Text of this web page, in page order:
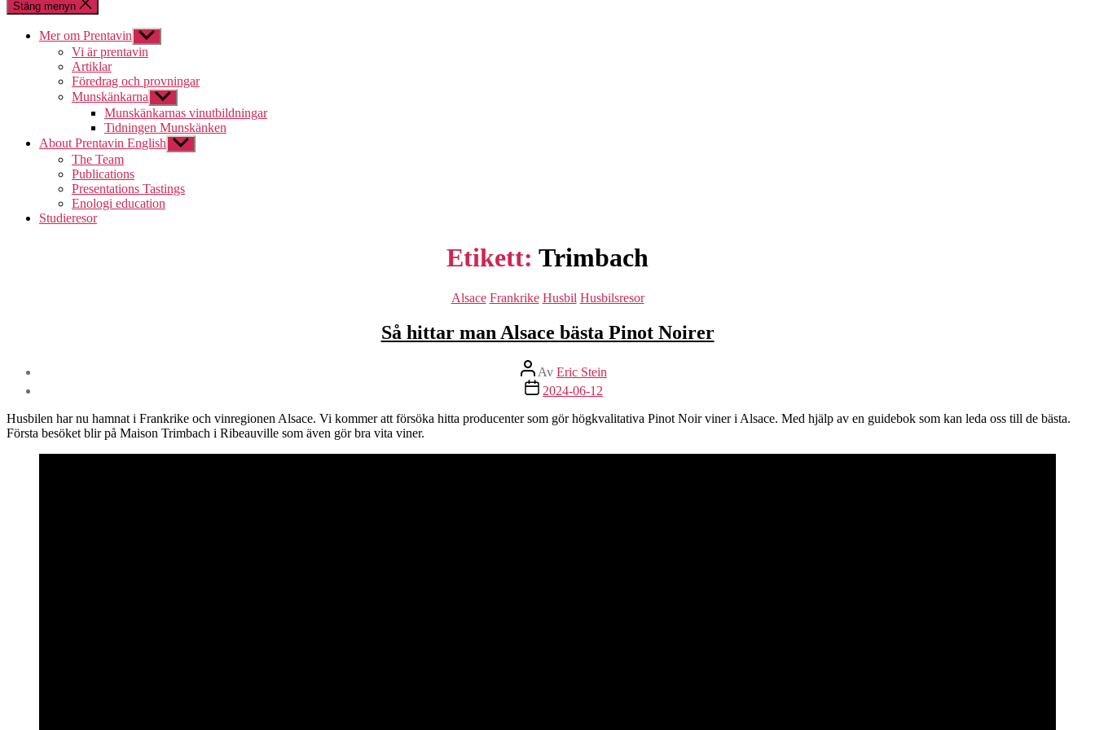
Stäng menyn
Mer om Prentavin Visa
undermeny
Vi är prentavin
Artiklar
Föredrag och provningar
Munskänkarna Visa
undermeny
Munskänkarnas vinutbildningar
Tidningen Munskänken
About Prentavin English Visa
undermeny
The Team
Publications
Presentations Tastings
Enologi education
Studieresor
Etikett: Trimbach
Kategorier
Alsace Frankrike Husbil Husbilsresor
Så hittar man Alsace bästa Pinot Noirer
Inläggsförfattare
Av Eric Stein
Inläggsdatum
2024-06-12
Husbilen har nu hamnat i Frankrike och vinregionen Alsace. Vi kommer att försöka hitta producenter som gör högkvalitativa Pinot Noir viner i Alsace. Med hjälp av en guidebok som kan leda oss till de bästa.
Första besöket blir på Maison Trimbach i Ribeauville som även gör bra vita viner.